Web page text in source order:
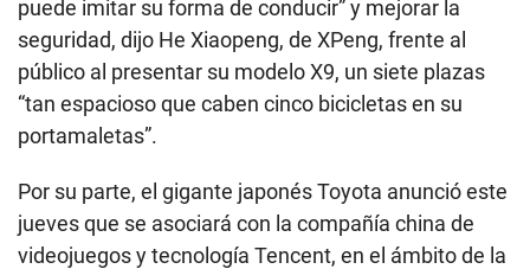
puede imitar su forma de conducir” y mejorar la
seguridad, dijo He Xiaopeng, de XPeng, frente al
público al presentar su modelo X9, un siete plazas
“tan espacioso que caben cinco bicicletas en su
portamaletas”.
Por su parte, el gigante japonés Toyota anunció este
jueves que se asociará con la compañía china de
videojuegos y tecnología Tencent, en el ámbito de la